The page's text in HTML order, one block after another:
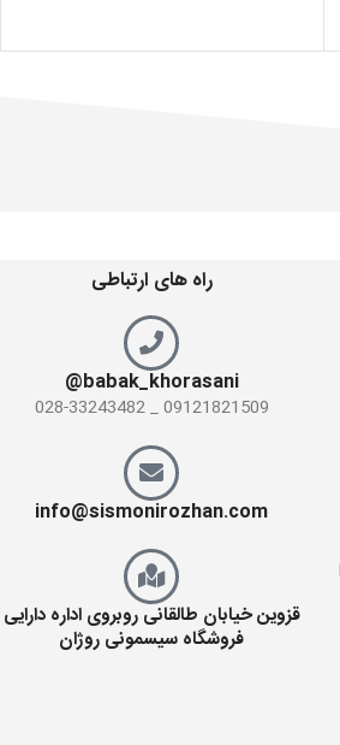
راه های ارتباطی
babak_khorasani@
09121821509 _ 028-33243482
info@sismonirozhan.com
قزوین خیابان طالقانی روبروی اداره دارایی
فروشگاه سیسمونی روژان